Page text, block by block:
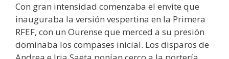
Con gran intensidad comenzaba el envite que
inauguraba la versión vespertina en la Primera
RFEF, con un Ourense que merced a su presión
dominaba los compases inicial. Los disparos de